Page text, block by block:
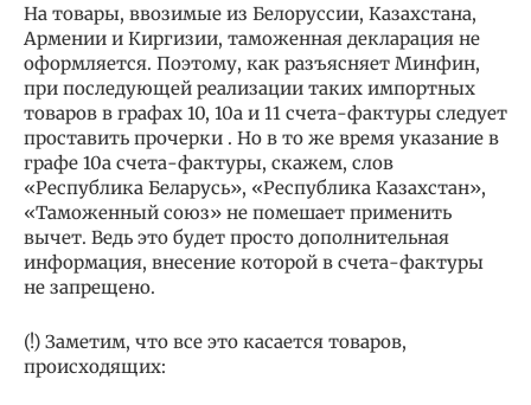
На товары, ввозимые из Белоруссии, Казахстана,
Армении и Киргизии, таможенная декларация не
оформляется. Поэтому, как разъясняет Минфин,
при последующей реализации таких импортных
товаров в графах 10, 10а и 11 счета-фактуры следует
проставить прочерки . Но в то же время указание в
графе 10а счета-фактуры, скажем, слов
«Республика Беларусь», «Республика Казахстан»,
«Таможенный союз» не помешает применить
вычет. Ведь это будет просто дополнительная
информация, внесение которой в счета-фактуры
не запрещено.
(!) Заметим, что все это касается товаров,
происходящих: